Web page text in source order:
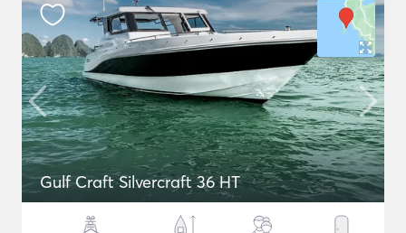
Gulf Craft Silvercraft 36 HT